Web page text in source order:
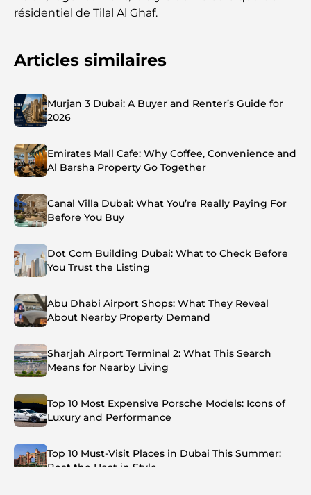
résidentiel de Tilal Al Ghaf.
Articles similaires
Murjan 3 Dubai: A Buyer and Renter’s Guide for
2026
Emirates Mall Cafe: Why Coffee, Convenience and
Al Barsha Property Go Together
Canal Villa Dubai: What You’re Really Paying For
Before You Buy
Dot Com Building Dubai: What to Check Before
You Trust the Listing
Abu Dhabi Airport Shops: What They Reveal
About Nearby Property Demand
Sharjah Airport Terminal 2: What This Search
Means for Nearby Living
Top 10 Most Expensive Porsche Models: Icons of
Luxury and Performance
Top 10 Must-Visit Places in Dubai This Summer:
Beat the Heat in Style